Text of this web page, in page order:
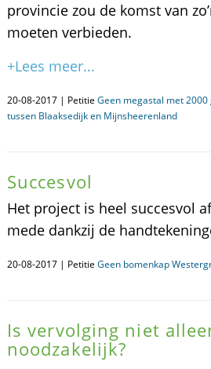
provincie zou de komst van
moeten verbieden.
+Lees meer...
20-08-2017 | Petitie Geen megastal met
tussen Blaaksedijk en Mijnsheerenland
Succesvol
Het project is heel succesvol
mede dankzij de
20-08-2017 | Petitie Geen bomenkap
Is vervolging niet
noodzakelijk?